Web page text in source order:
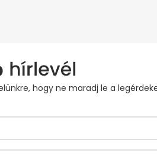
hogy ne maradj le a